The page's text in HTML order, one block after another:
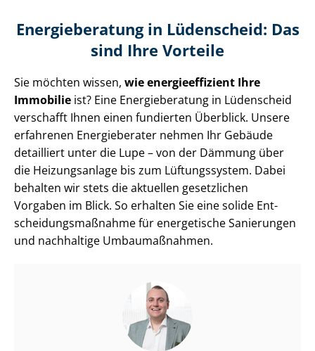
Energieberatung in Lüdenscheid: Das
sind Ihre Vorteile
Sie möchten wissen, wie en­er­gie­ef­fi­zi­ent Ihre
Immobilie ist? Eine Energieberatung in Lüdenscheid
verschafft Ihnen einen fundierten Überblick. Unsere
erfahrenen Energieberater nehmen Ihr Gebäude
detailliert unter die Lupe – von der Dämmung über
die Heizungsanlage bis zum Lüftungssystem. Dabei
behalten wir stets die aktuellen gesetzlichen
Vorgaben im Blick. So erhalten Sie eine solide Ent­
schei­dungs­maß­nah­me für energetische Sanierungen
und nachhaltige Umbaumaßnahmen.